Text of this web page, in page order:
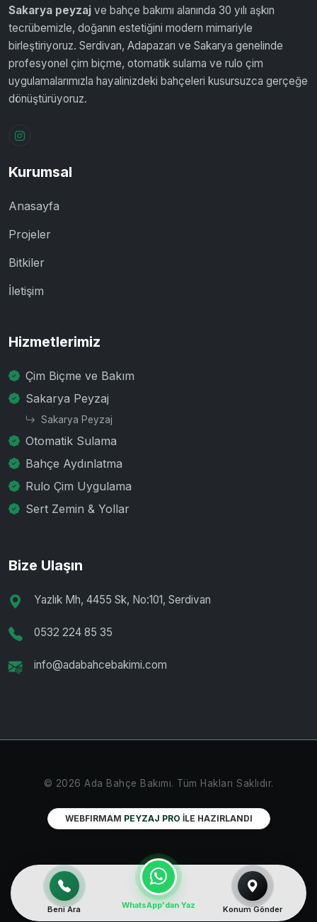
Sakarya peyzaj ve bahçe bakımı alanında 30 yılı aşkın
tecrübemizle, doğanın estetiğini modern mimariyle
birleştiriyoruz. Serdivan, Adapazarı ve Sakarya genelinde
profesyonel çim biçme, otomatik sulama ve rulo çim
uygulamalarımızla hayalinizdeki bahçeleri kusursuzca gerçeğe
dönüştürüyoruz.
Instagram
Kurumsal
Anasayfa
Projeler
Bitkiler
İletişim
Hizmetlerimiz
Çim Biçme ve Bakım
Sakarya Peyzaj
Sakarya Peyzaj
Otomatik Sulama
Bahçe Aydınlatma
Rulo Çim Uygulama
Sert Zemin & Yollar
Bize Ulaşın
Yazlık Mh, 4455 Sk, No:101, Serdivan
0532 224 85 35
info@adabahcebakimi.com
© 2026 Ada Bahçe Bakımı. Tüm Hakları Saklıdır.
WEBFIRMAM PEYZAJ PRO İLE HAZIRLANDI
Beni Ara WhatsApp'dan Yaz Konum Gönder